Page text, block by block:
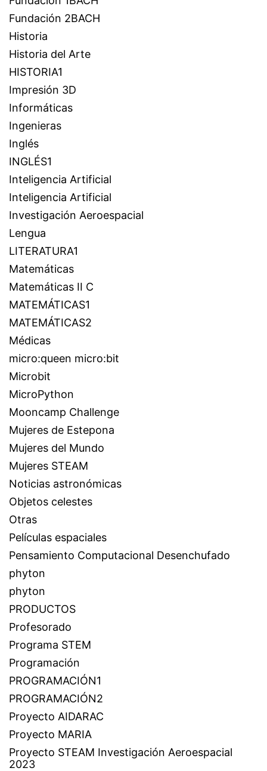
Fundación 2BACH
Historia
Historia del Arte
HISTORIA1
Impresión 3D
Informáticas
Ingenieras
Inglés
INGLÉS1
Inteligencia Artificial
Inteligencia Artificial
Investigación Aeroespacial
Lengua
LITERATURA1
Matemáticas
Matemáticas II C
MATEMÁTICAS1
MATEMÁTICAS2
Médicas
micro:queen micro:bit
Microbit
MicroPython
Mooncamp Challenge
Mujeres de Estepona
Mujeres del Mundo
Mujeres STEAM
Noticias astronómicas
Objetos celestes
Otras
Películas espaciales
Pensamiento Computacional Desenchufado
phyton
phyton
PRODUCTOS
Profesorado
Programa STEM
Programación
PROGRAMACIÓN1
PROGRAMACIÓN2
Proyecto AIDARAC
Proyecto MARIA
Proyecto STEAM Investigación Aeroespacial
2023